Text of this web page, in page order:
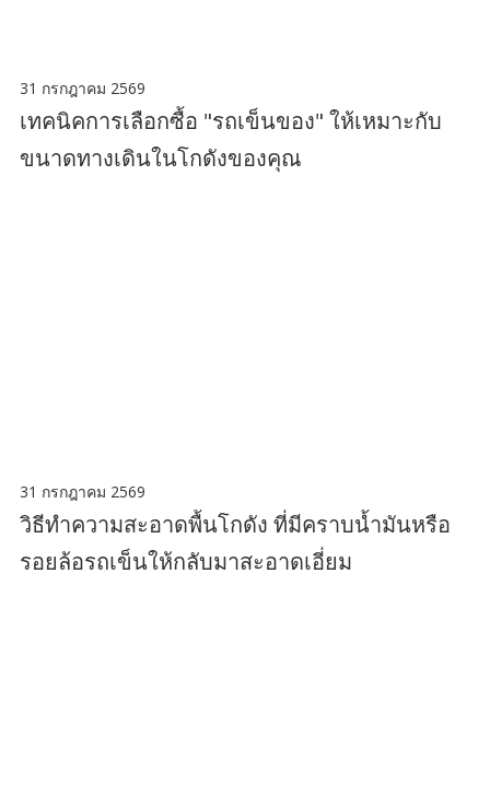
31 กรกฎาคม 2569
เทคนิคการเลือกซื้อ "รถเข็นของ" ให้เหมาะกับ
ขนาดทางเดินในโกดังของคุณ
31 กรกฎาคม 2569
วิธีทำความสะอาดพื้นโกดัง ที่มีคราบน้ำมันหรือ
รอยล้อรถเข็นให้กลับมาสะอาดเอี่ยม